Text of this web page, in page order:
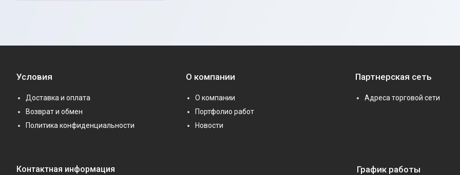
Условия
Доставка и оплата
Возврат и обмен
Политика конфиденциальности
О компании
О компании
Портфолио работ
Новости
Партнерская сеть
Адреса торговой сети
График работы